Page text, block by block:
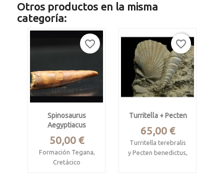
Otros productos en la misma
categoría:
Spinosaurus
Aegyptiacus
Precio
50,00 €
Formación Tegana,
Cretácico
favorite_border
Turritella + Pecten
Precio
65,00 €
Turritella terebralis
y Pecten benedictus,
favorite_border